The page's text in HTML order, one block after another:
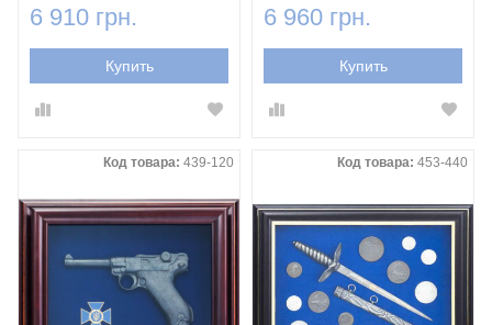
6 910 грн.
Купить
6 960 грн.
Купить
Код товара: 439-120 Код товара: 453-440